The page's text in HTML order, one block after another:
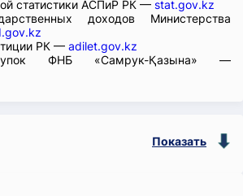
статистики АСПиР РК — stat.gov.kz
доходов Министерства
РК — adilet.gov.kz
ФНБ «Самрук-Қазына» —
Показать